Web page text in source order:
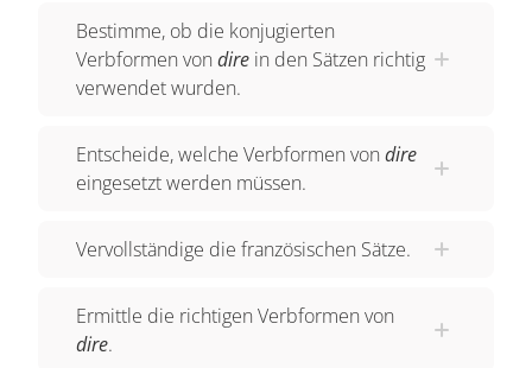
Bestimme, ob die konjugierten
Verbformen von dire in den Sätzen richtig
verwendet wurden.
Entscheide, welche Verbformen von dire
eingesetzt werden müssen.
Vervollständige die französischen Sätze.
Ermittle die richtigen Verbformen von
dire.